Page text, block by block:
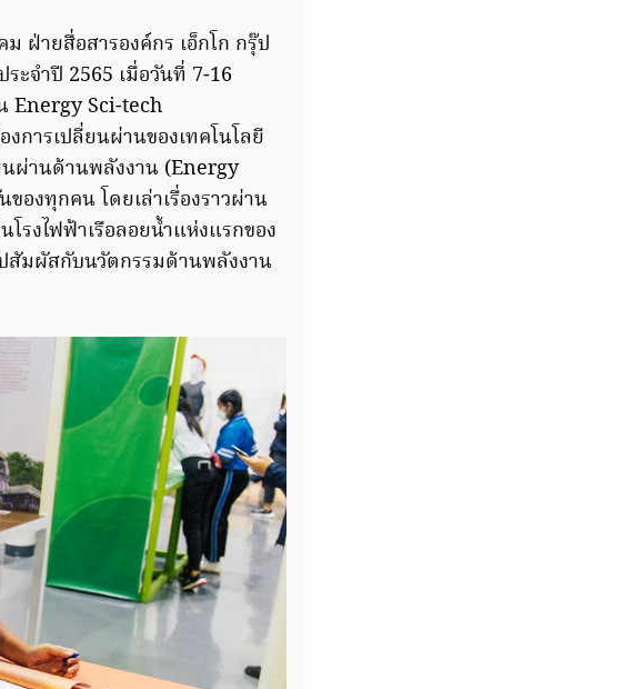
ฝ่ายสื่อสารองค์กร เอ็กโก กรุ๊ป
ะจำปี 2565 เมื่อวันที่ 7-16
Energy Sci-tech
การเปลี่ยนผ่านของเทคโนโลยี
นผ่านด้านพลังงาน (Energy
องทุกคน โดยเล่าเรื่องราวผ่าน
รงไฟฟ้าเรือลอยน้ำแห่งแรกของ
ปสัมผัสกับนวัตกรรมด้านพลังงาน